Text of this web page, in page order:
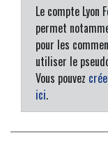
Le compte Lyon
permet
pour les
utiliser le
Vous pouvez
ici.